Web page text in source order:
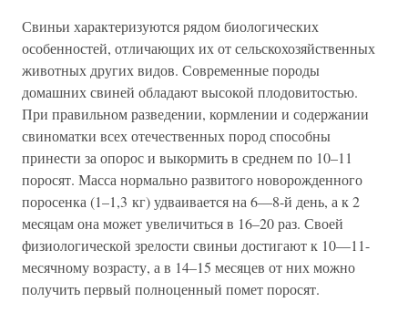
Свиньи характеризуются рядом биологических
особенностей, отличающих их от сельскохозяйственных
животных других видов. Современные породы
домашних свиней обладают высокой плодовитостью.
При правильном разведении, кормлении и содержании
свиноматки всех отечественных пород способны
принести за опорос и выкормить в среднем по 10–11
поросят. Масса нормально развитого новорожденного
поросенка (1–1,3 кг) удваивается на 6—8-й день, а к 2
месяцам она может увеличиться в 16–20 раз. Своей
физиологической зрелости свиньи достигают к 10—11-
месячному возрасту, а в 14–15 месяцев от них можно
получить первый полноценный помет поросят.